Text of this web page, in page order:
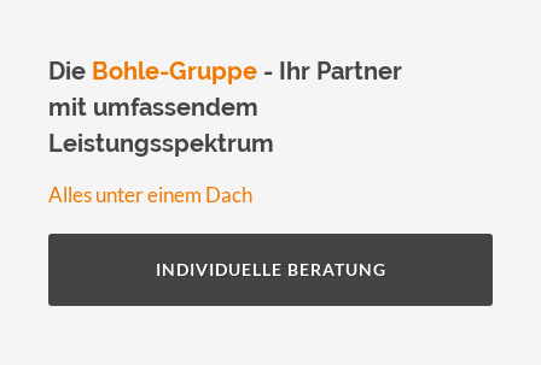
Die Bohle-Gruppe - Ihr Partner
mit umfassendem
Leistungsspektrum
Alles unter einem Dach
INDIVIDUELLE BERATUNG